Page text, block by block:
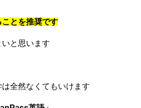
とを推奨です
と思います
全然なくてもいけます